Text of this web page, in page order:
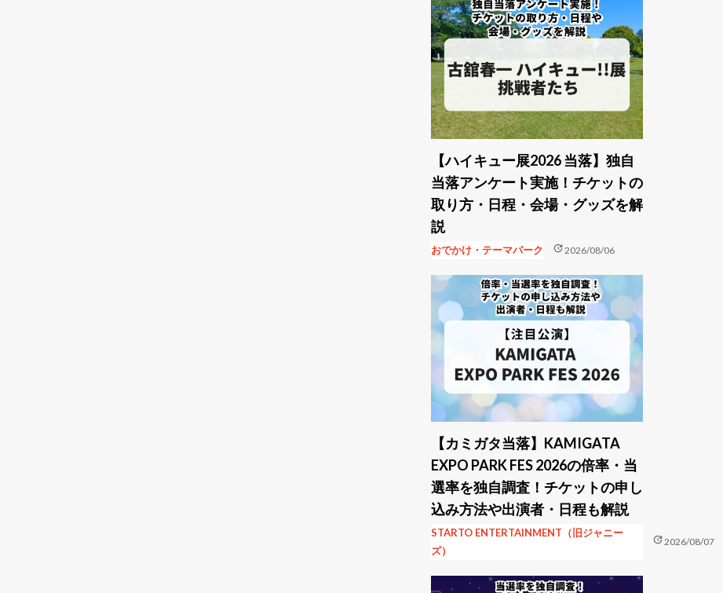
【ハイキュー展2026 当落】独自
当落アンケート実施！チケットの
取り方・日程・会場・グッズを解
説
おでかけ・テーマパーク update2026/08/06
【カミガタ当落】KAMIGATA
EXPO PARK FES 2026の倍率・当
選率を独自調査！チケットの申し
込み方法や出演者・日程も解説
STARTO ENTERTAINMENT（旧ジャニー
ズ）
update2026/08/07